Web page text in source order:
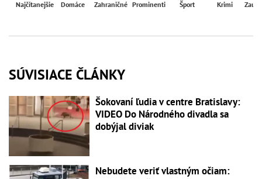
Najčítanejšie Domáce Zahraničné Prominenti Šport Krimi
SÚVISIACE ČLÁNKY
Šokovaní ľudia v centre Bratislavy:
VIDEO Do Národného divadla sa
dobýjal diviak
Nebudete veriť vlastným očiam: